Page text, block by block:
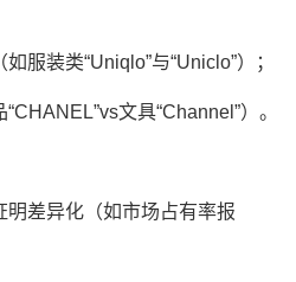
装类“Uniqlo”与“Uniclo”）；
文具“Channel”）。
差异化（如市场占有率报